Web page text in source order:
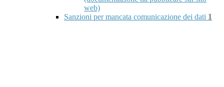
web)
Sanzioni per mancata comunicazione dei dati 1